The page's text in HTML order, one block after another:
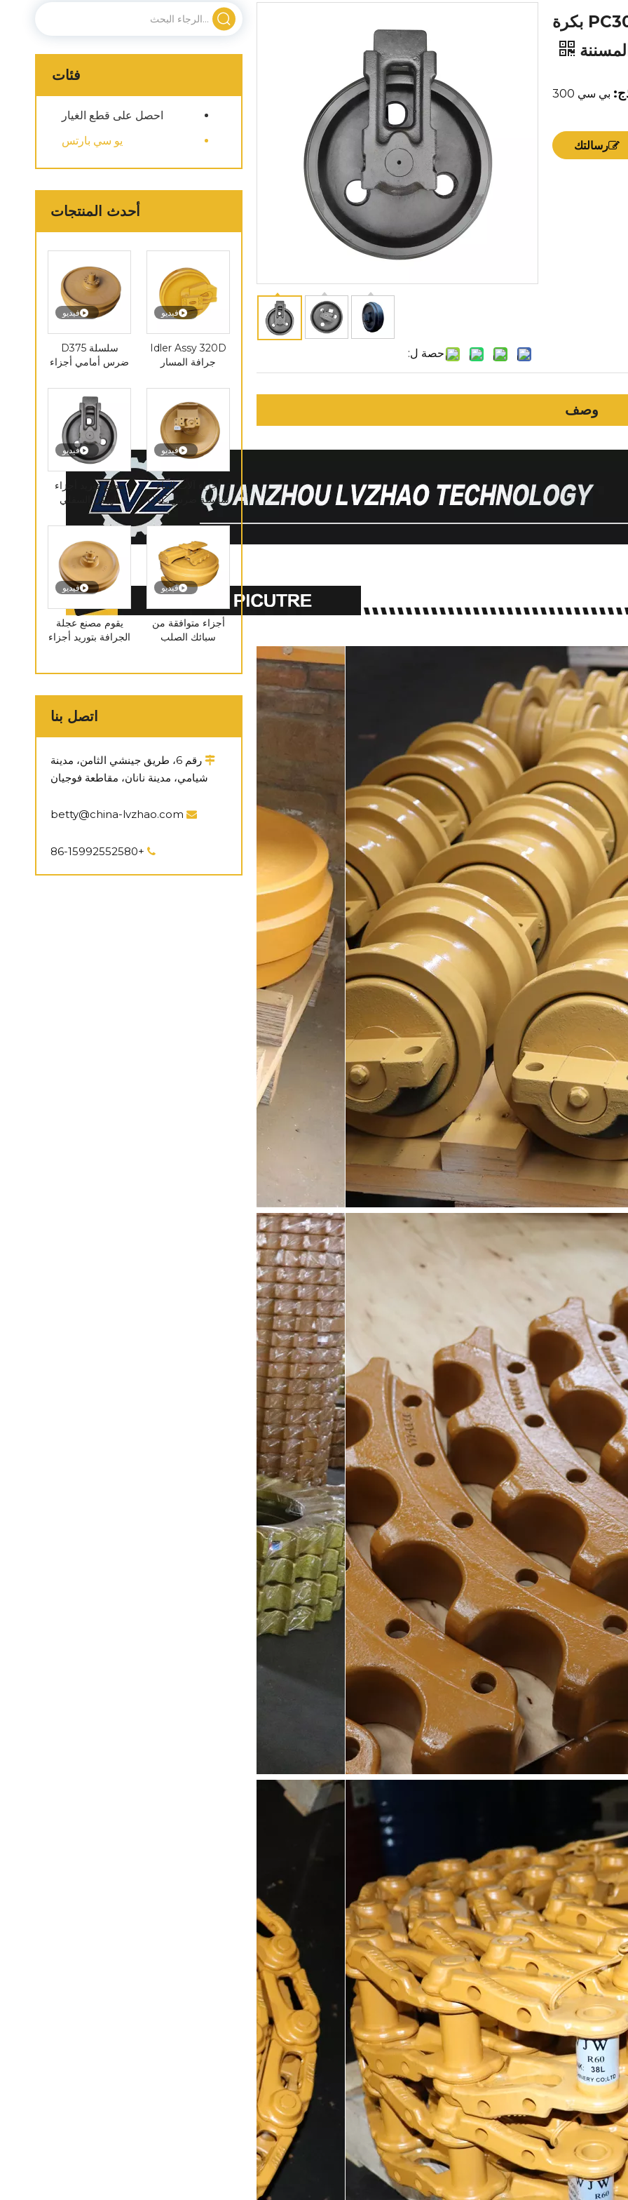
فئات
احصل على قطع الغيار
يو سي بارتس
أحدث المنتجات
فيديو
سلسلة D375
ضرس أمامي أجزاء
الأسطوانة المهمل
فيديو
Idler Assy 320D
جرافة المسار
الأسطوانة حفارة
صغيرة الجبهة
المهمل البكرة
فيديو
مصنع توريد أجزاء
الهيكل السفلي
PC300 بكرة حامل
العجلة المسننة
فيديو
أجزاء آلات البناء
سلسلة ضرس D3C
البلدوزر Dx55 E325
الجبهة المهمل
فيديو
يقوم مصنع عجلة
الجرافة بتوريد أجزاء
فيديو
أجزاء متوافقة من
سبائك الصلب
اتصل بنا

رقم 6، طريق جينشي الثامن، مدينة
شيامي، مدينة نانان، مقاطعة فوجيان


+86-15992552580
حصة ل:
مصنع توريد أجزاء الهيكل السفلي PC300 بكرة
بي سي 300
رسالتك
وصف